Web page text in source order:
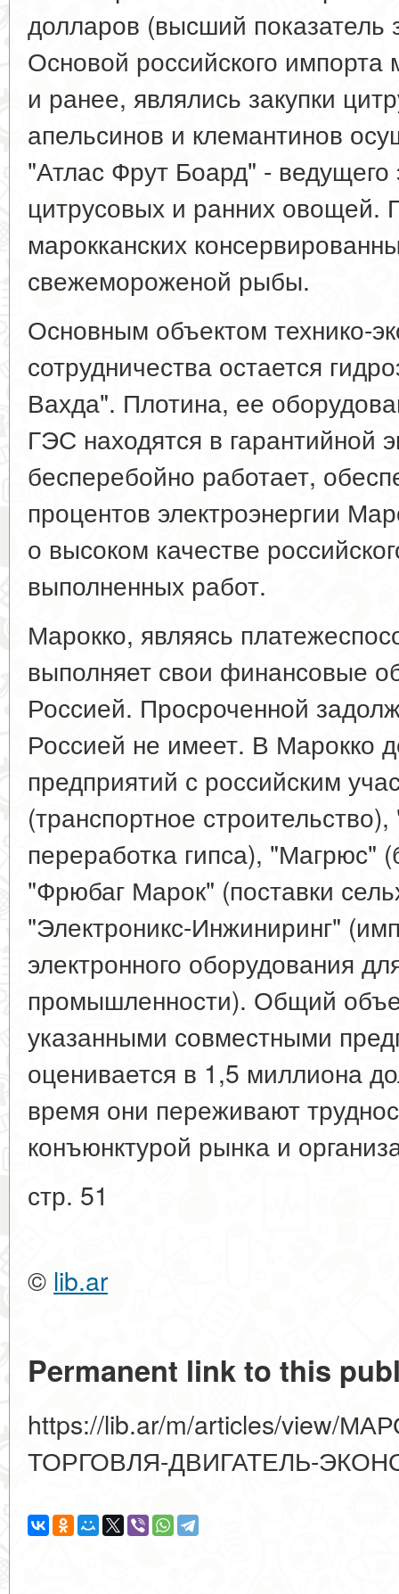
долларов (высший показатель
Основой российского импорта
и ранее, являлись закупки
апельсинов и клемантинов
"Атлас Фрут Боард" - ведущего
цитрусовых и ранних овощей.
марокканских
свежемороженой рыбы.
Основным объектом технико-
сотрудничества остается
Вахда". Плотина, ее
ГЭС находятся в гарантийной
бесперебойно работает,
процентов электроэнергии
о высоком качестве
выполненных работ.
Марокко, являясь
выполняет свои финансовые
Россией. Просроченной
Россией не имеет. В Марокко
предприятий с российским
(транспортное
переработка гипса), "Магрюс"
"Фрюбаг Марок" (поставки
"Электроникс-Инжиниринг"
электронного оборудования
промышленности). Общий
указанными совместными
оценивается в 1,5 миллиона
время они переживают
конъюнктурой рынка и
стр. 51
© lib.ar
Permanent link to this
https://lib.ar/m/articles/view/
ТОРГОВЛЯ-ДВИГАТЕЛЬ-